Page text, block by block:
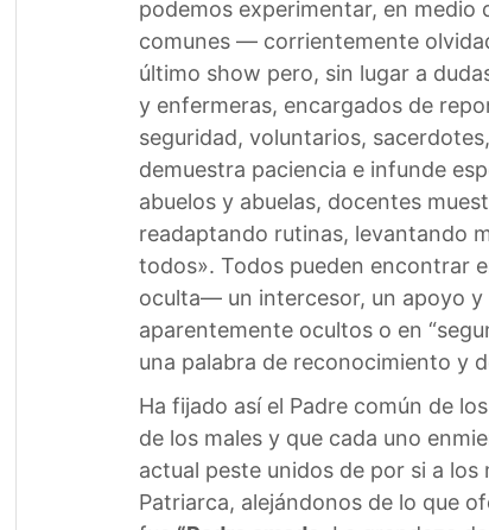
podemos experimentar, en medio
comunes — corrientemente
último show pero, sin lugar a
y enfermeras, encargados de
seguridad, voluntarios,
demuestra paciencia e infunde
abuelos y abuelas, docentes
readaptando rutinas, levantando
todos». Todos pueden encontrar
oculta— un intercesor, un apoyo y
aparentemente ocultos o en
una palabra de reconocimiento y
Ha fijado así el Padre común de
de los males y que cada uno
actual peste unidos de por si a
Patriarca, alejándonos de lo que